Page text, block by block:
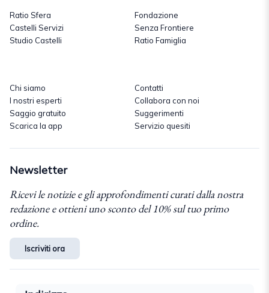
Ratio Sfera
Castelli Servizi
Studio Castelli
Fondazione
Senza Frontiere
Ratio Famiglia
Chi siamo
I nostri esperti
Saggio gratuito
Scarica la app
Contatti
Collabora con noi
Suggerimenti
Servizio quesiti
Newsletter
Ricevi le notizie e gli approfondimenti curati dalla nostra
redazione e ottieni uno sconto del 10% sul tuo primo
ordine.
Iscriviti ora